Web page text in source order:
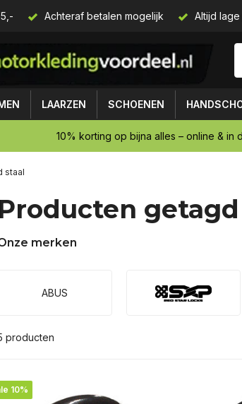
Achteraf betalen mogelijk Altijd
LAARZEN SCHOENEN
10% korting op bijna alles – online & in
staal
Producten
merken
ABUS
producten
10%